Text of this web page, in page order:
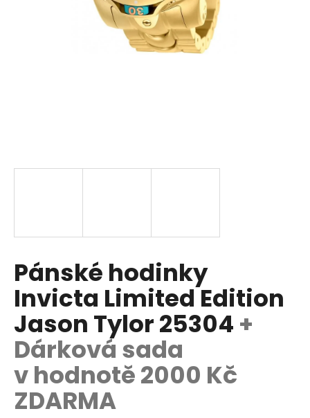
Pánské hodinky
Invicta Limited Edition
Jason Tylor 25304 +
Dárková sada
v hodnotě 2000 Kč
ZDARMA
o
o
r
u
č
u
j
e
m
e